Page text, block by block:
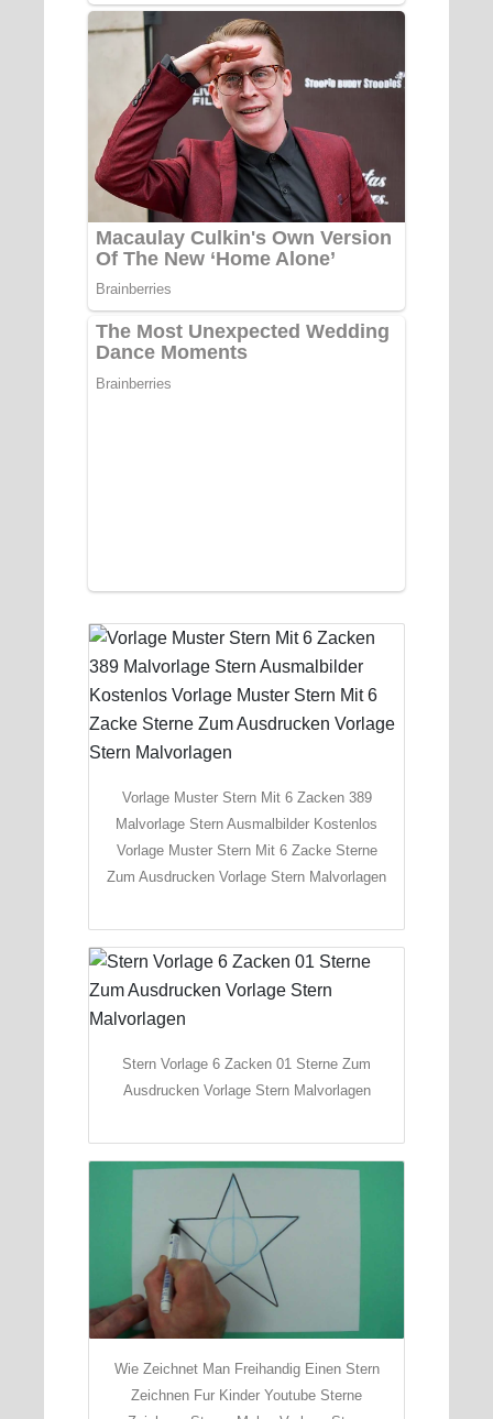
Vorlage Muster Stern Mit 6 Zacken 389
Malvorlage Stern Ausmalbilder Kostenlos
Vorlage Muster Stern Mit 6 Zacke Sterne
Zum Ausdrucken Vorlage Stern Malvorlagen
Stern Vorlage 6 Zacken 01 Sterne Zum
Ausdrucken Vorlage Stern Malvorlagen
Wie Zeichnet Man Freihandig Einen Stern
Zeichnen Fur Kinder Youtube Sterne